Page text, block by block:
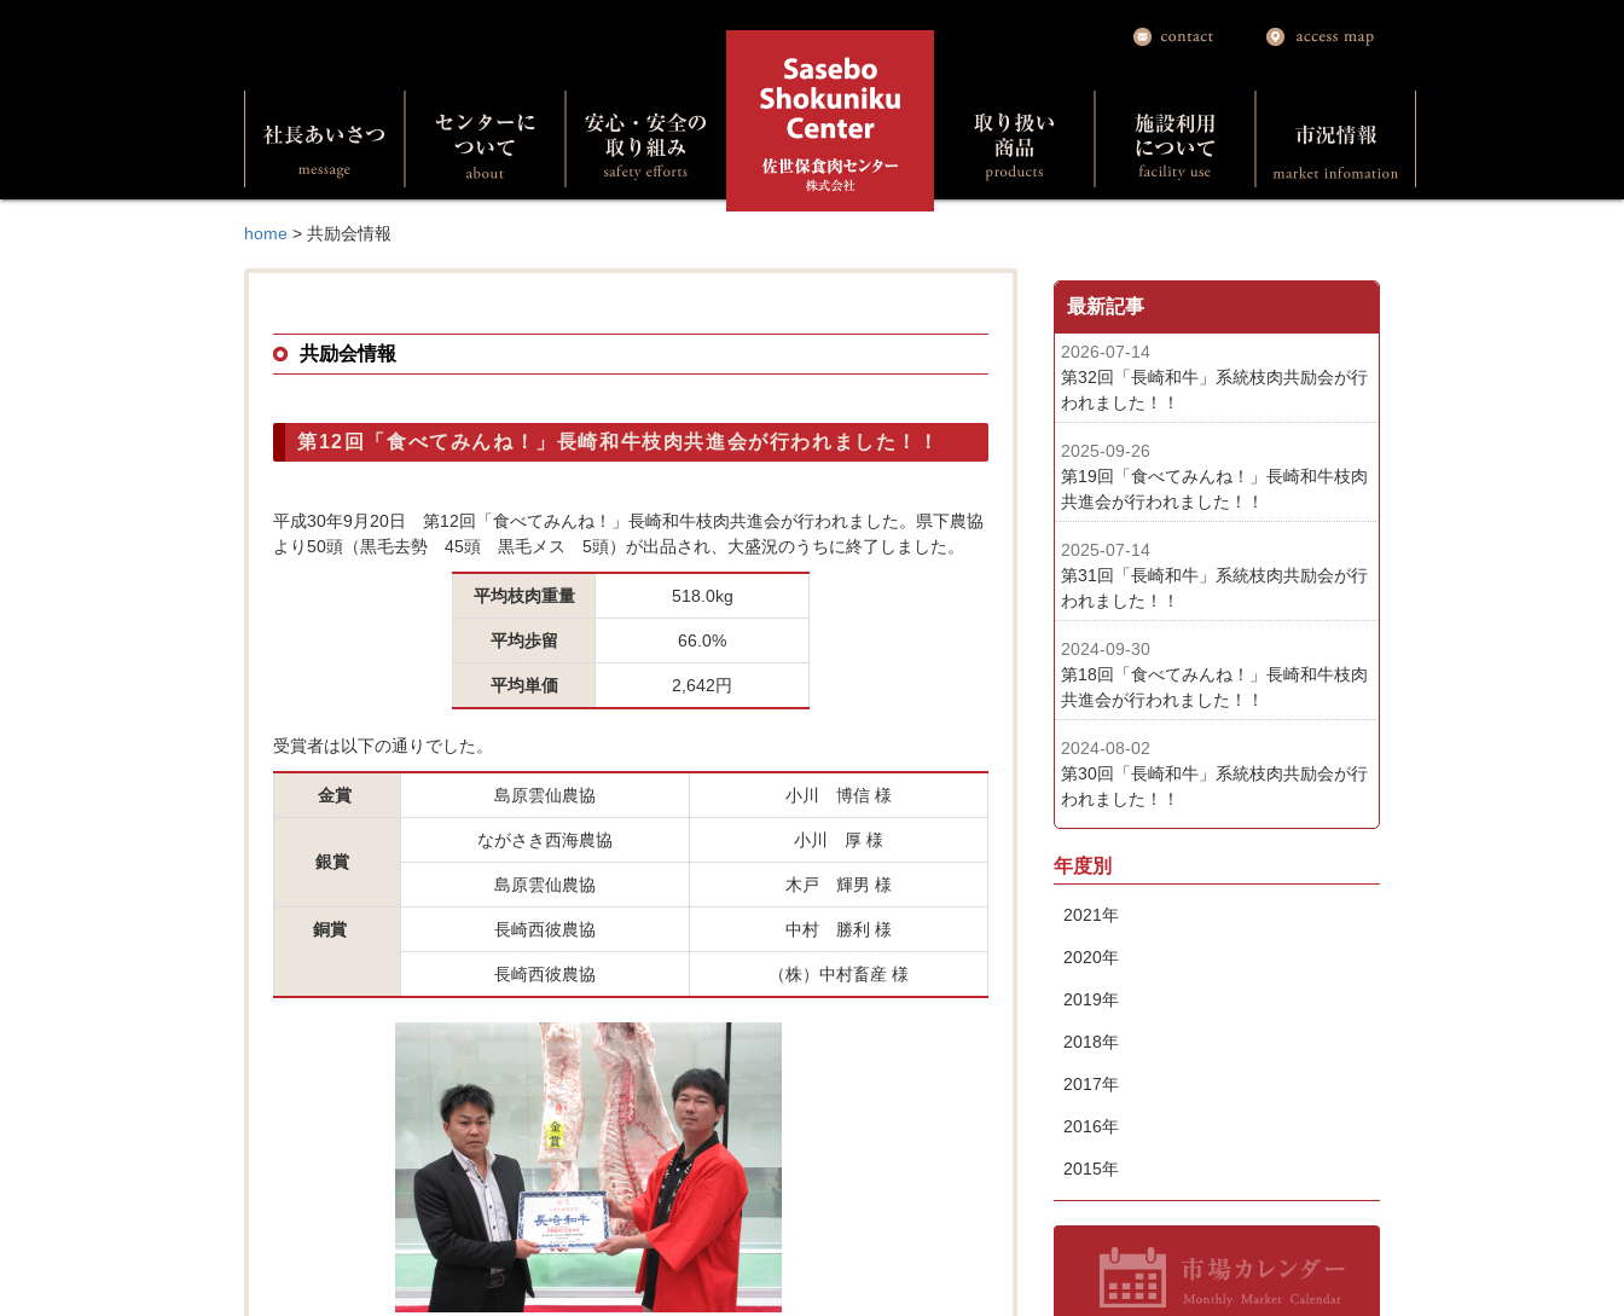
home > 共励会情報
共励会情報
第12回「食べてみんね！」長崎和牛枝肉共進会が行われました！！
平成30年9月20日 第12回「食べてみんね！」長崎和牛枝肉共進会が行われました。県下農協
より50頭（黒毛去勢 45頭 黒毛メス 5頭）が出品され、大盛況のうちに終了しました。
平均枝肉重量 518.0kg
平均歩留 66.0%
平均単価 2,642円
受賞者は以下の通りでした。
金賞 島原雲仙農協 小川 博信 様
銀賞
ながさき西海農協 小川 厚 様
島原雲仙農協 木戸 輝男 様
銅賞 長崎西彼農協 中村 勝利 様
長崎西彼農協 （株）中村畜産 様
最新記事
2026-07-14
第32回「長崎和牛」系統枝肉共励会が行
われました！！
2025-09-26
第19回「食べてみんね！」長崎和牛枝肉
共進会が行われました！！
2025-07-14
第31回「長崎和牛」系統枝肉共励会が行
われました！！
2024-09-30
第18回「食べてみんね！」長崎和牛枝肉
共進会が行われました！！
2024-08-02
第30回「長崎和牛」系統枝肉共励会が行
われました！！
年度別
2021年
2020年
2019年
2018年
2017年
2016年
2015年